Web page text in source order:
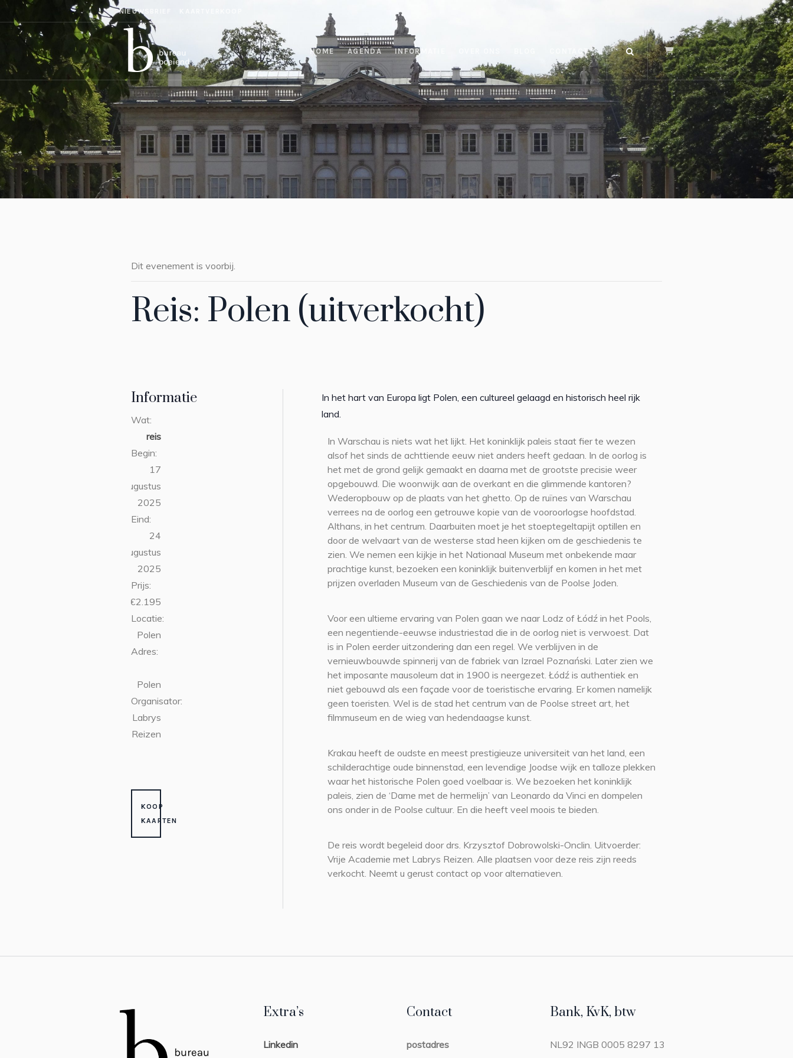
NIEUWSBRIEF
HOME AGENDA INFORMATIE CONTACT
Dit evenement is voorbij.
Reis: Polen (uitverkocht)
Informatie
Wat:
reis
Begin:
17
augustus
2025
Eind:
24
augustus
2025
Prijs:
€2.195
Locatie:
Polen
Adres:
Polen
Organisator:
Labrys
Reizen
KOOP
KAARTEN
In het hart van Europa ligt Polen, een cultureel gelaagd en historisch heel rijk
land.
In Warschau is niets wat het lijkt. Het koninklijk paleis staat fier te wezen
alsof het sinds de achttiende eeuw niet anders heeft gedaan. In de oorlog is
het met de grond gelijk gemaakt en daarna met de grootste precisie weer
opgebouwd. Die woonwijk aan de overkant en die glimmende kantoren?
Wederopbouw op de plaats van het ghetto. Op de ruïnes van Warschau
verrees na de oorlog een getrouwe kopie van de vooroorlogse hoofdstad.
Althans, in het centrum. Daarbuiten moet je het stoeptegeltapijt optillen en
door de welvaart van de westerse stad heen kijken om de geschiedenis te
zien. We nemen een kijkje in het Nationaal Museum met onbekende maar
prachtige kunst, bezoeken een koninklijk buitenverblijf en komen in het met
prijzen overladen Museum van de Geschiedenis van de Poolse Joden.
Voor een ultieme ervaring van Polen gaan we naar Lodz of Łódź in het Pools,
een negentiende-eeuwse industriestad die in de oorlog niet is verwoest. Dat
is in Polen eerder uitzondering dan een regel. We verblijven in de
vernieuwbouwde spinnerij van de fabriek van Izrael Poznański. Later zien we
het imposante mausoleum dat in 1900 is neergezet. Łódź is authentiek en
niet gebouwd als een façade voor de toeristische ervaring. Er komen namelijk
geen toeristen. Wel is de stad het centrum van de Poolse street art, het
filmmuseum en de wieg van hedendaagse kunst.
Krakau heeft de oudste en meest prestigieuze universiteit van het land, een
schilderachtige oude binnenstad, een levendige Joodse wijk en talloze plekken
waar het historische Polen goed voelbaar is. We bezoeken het koninklijk
paleis, zien de ‘Dame met de hermelijn’ van Leonardo da Vinci en dompelen
ons onder in de Poolse cultuur. En die heeft veel moois te bieden.
De reis wordt begeleid door drs. Krzysztof Dobrowolski-Onclin. Uitvoerder:
Vrije Academie met Labrys Reizen. Alle plaatsen voor deze reis zijn reeds
verkocht. Neemt u gerust contact op voor alternatieven.
Extra’s
Linkedin
Contact
postadres
Bank, KvK, btw
NL92 INGB 0005 8297 13